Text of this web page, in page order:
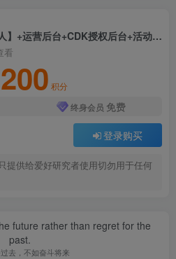
3D回合手游【古剑奇谭木语人】+运营后台+CDK授权后台+活动全开+详细搭建教程+亲测
看
积分
终身会员 免费
登录购买
提供给爱好研究者使用切勿用于任何
future rather than regret for the
past.
去，不如奋斗将来